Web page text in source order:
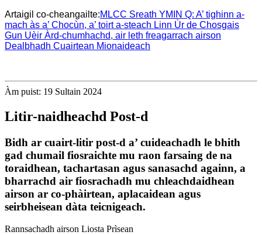
Artaigil co-cheangailte:MLCC Sreath YMIN Q: A’ tighinn a-
mach às a’ Chocùn, a’ toirt a-steach Linn Ùr de Chosgais
Gun Uèir Àrd-chumhachd, air leth freagarrach airson
Dealbhadh Cuairtean Mionaideach
Àm puist: 19 Sultain 2024
Litir-naidheachd Post-d
Bidh ar cuairt-litir post-d a’ cuideachadh le bhith
gad chumail fiosraichte mu raon farsaing de na
toraidhean, tachartasan agus sanasachd againn, a
bharrachd air fiosrachadh mu chleachdaidhean
airson ar co-phàirtean, aplacaidean agus
seirbheisean dàta teicnigeach.
Rannsachadh airson Liosta Prìsean